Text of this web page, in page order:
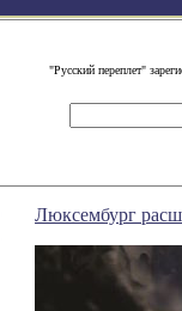
"Русский переплет"
Люксембург